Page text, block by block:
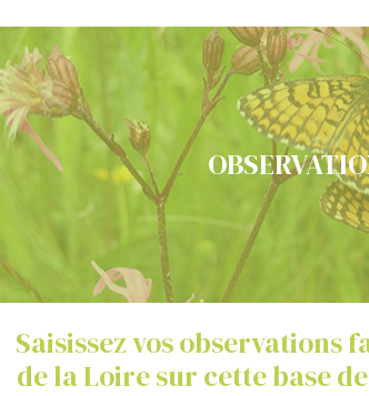
Saisissez vos observations
de la Loire sur cette base